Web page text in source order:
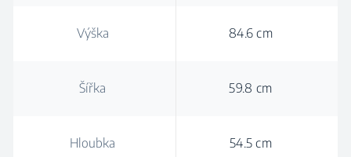
Výška 84.6 cm
Šířka 59.8 cm
Hloubka 54.5 cm